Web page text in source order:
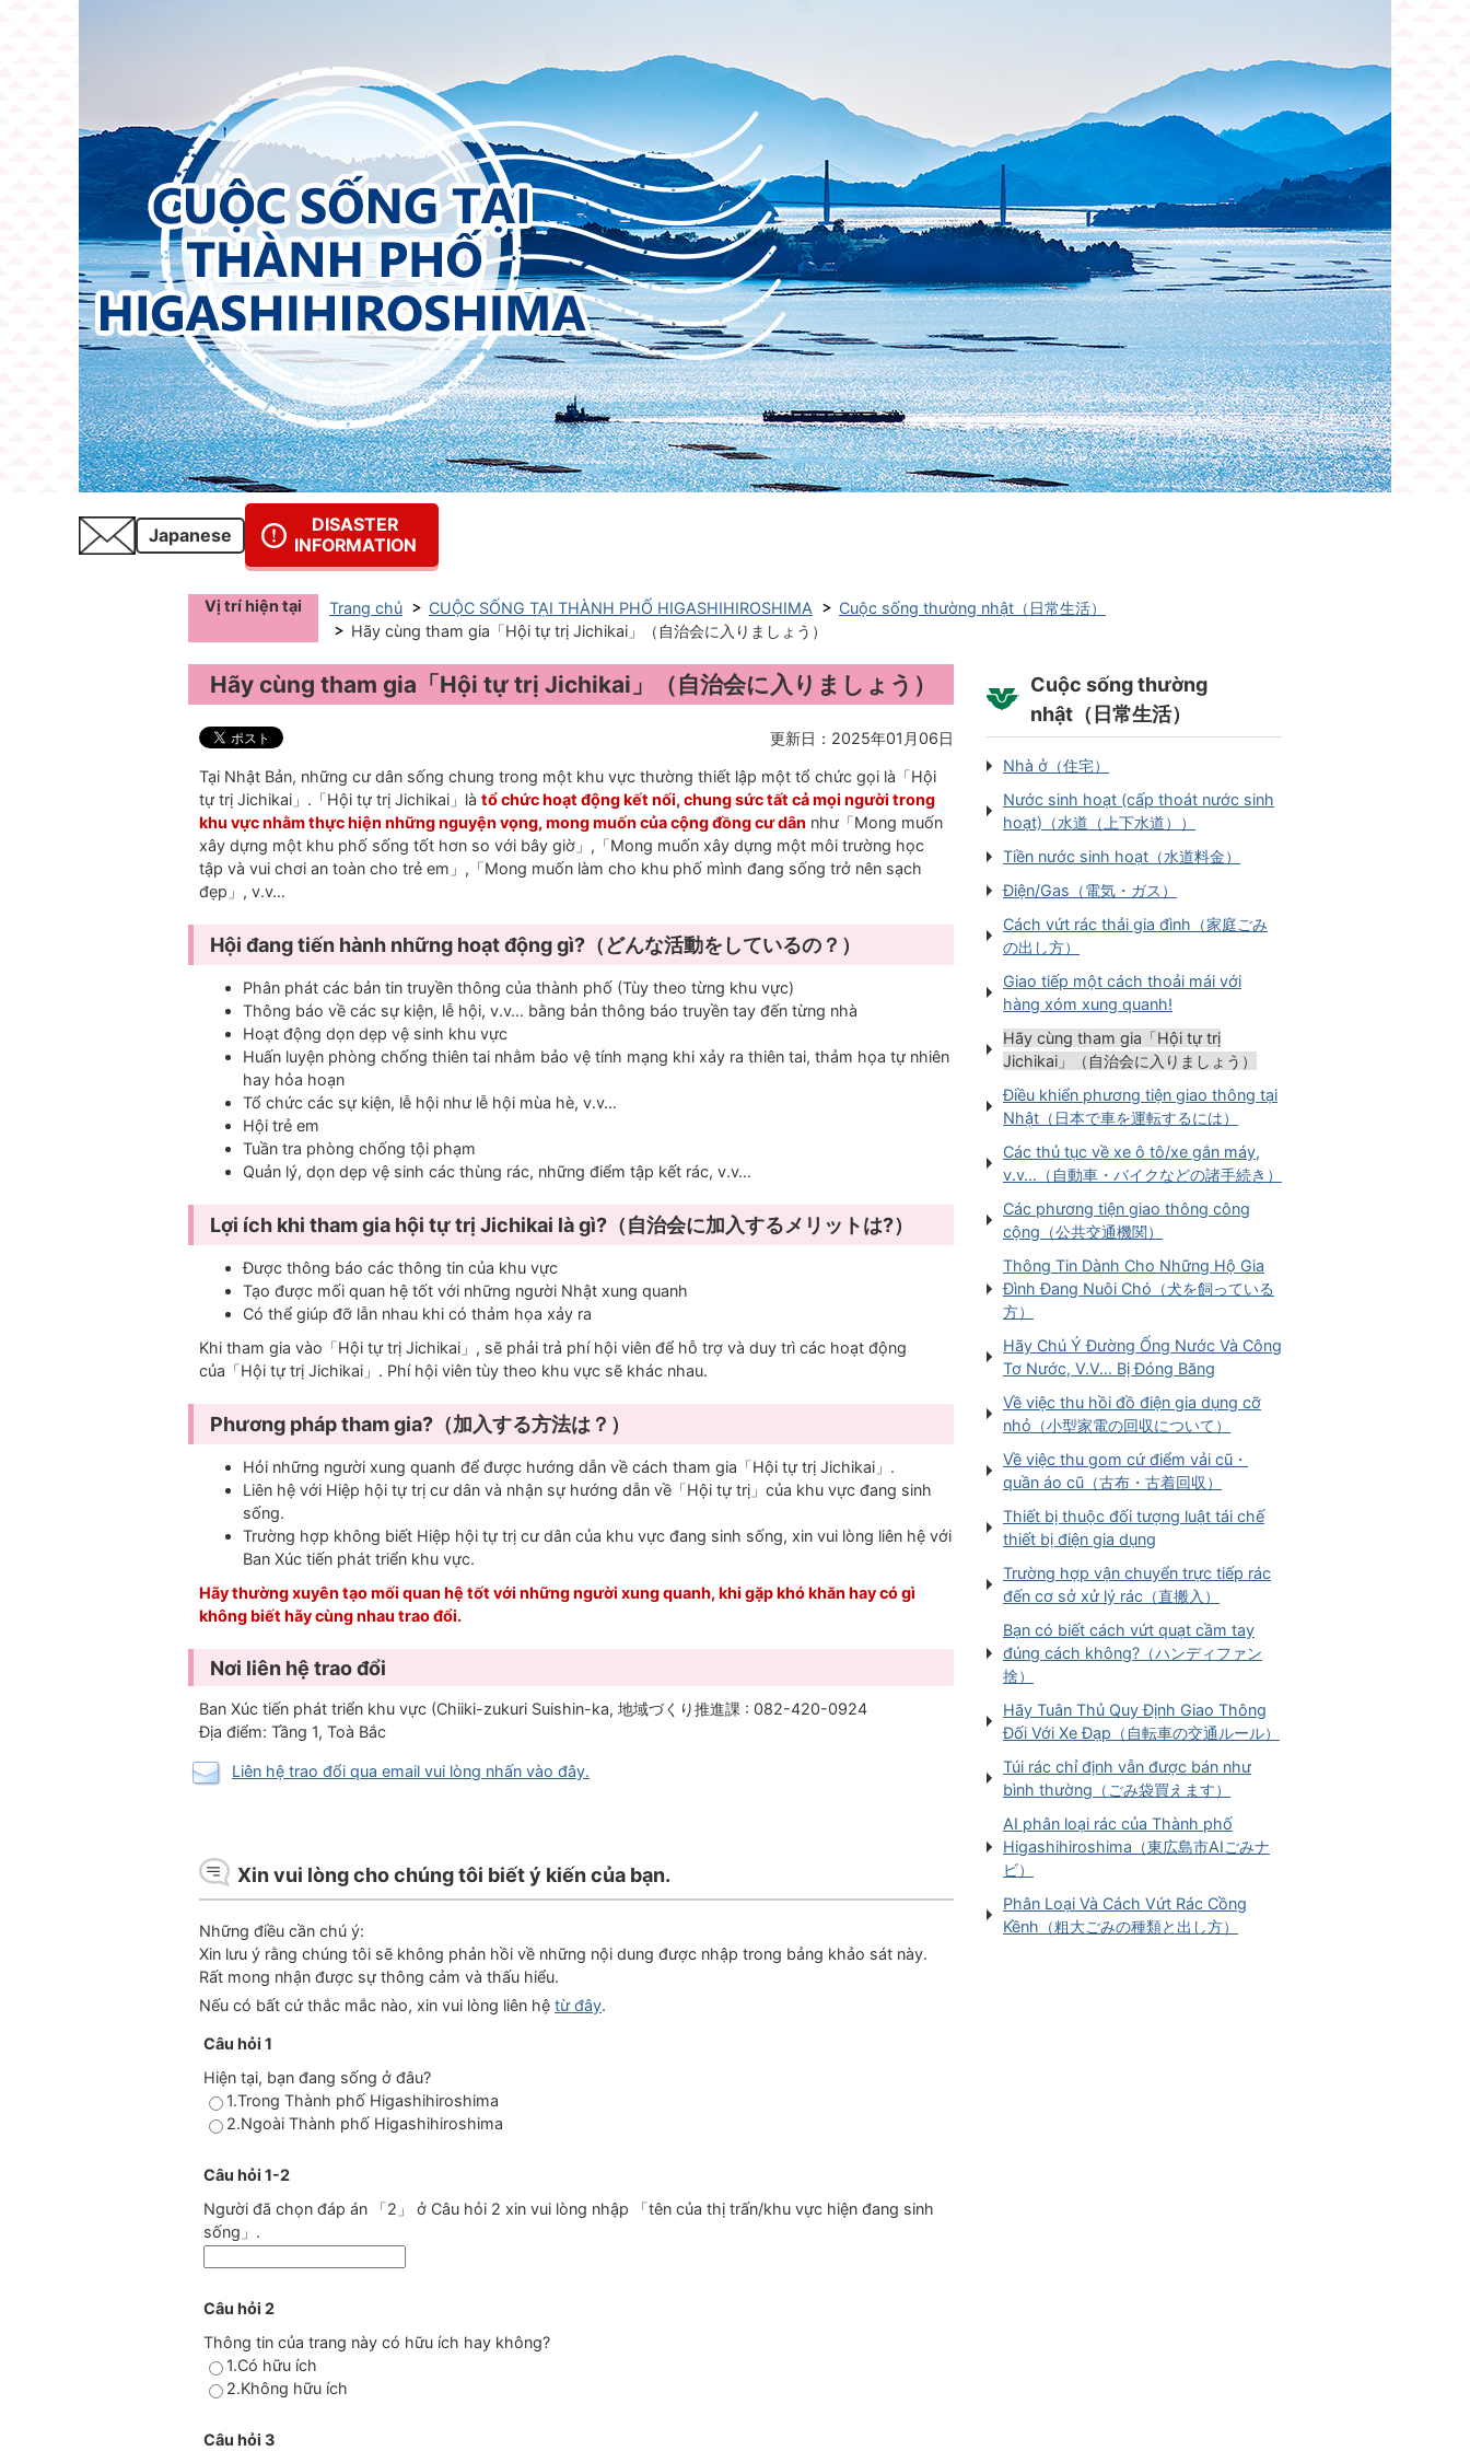
Japanese
DISASTER
INFORMATION
Vị trí hiện tại Trang chủ CUỘC SỐNG TẠI THÀNH PHỐ HIGASHIHIROSHIMA
Cuộc sống thường nhật（日常生活）
Hãy cùng tham gia「Hội tự trị Jichikai」（自治会に入りましょう）
Hãy cùng tham gia「Hội tự trị Jichikai」（自治会に入りましょう）
更新日：2025年01月06日
Tại Nhật Bản, những cư dân sống chung trong một khu vực thường thiết lập một tổ chức gọi là「Hội
tự trị Jichikai」.「Hội tự trị Jichikai」là tổ chức hoạt động kết nối, chung sức tất cả mọi người trong
khu vực nhằm thực hiện những nguyện vọng, mong muốn của cộng đồng cư dân như「Mong muốn
xây dựng một khu phố sống tốt hơn so với bây giờ」,「Mong muốn xây dựng một môi trường học
tập và vui chơi an toàn cho trẻ em」,「Mong muốn làm cho khu phố mình đang sống trở nên sạch
đẹp」, v.v…
Hội đang tiến hành những hoạt động gì?（どんな活動をしているの？）
Phân phát các bản tin truyền thông của thành phố (Tùy theo từng khu vực)
Thông báo về các sự kiện, lễ hội, v.v… bằng bản thông báo truyền tay đến từng nhà
Hoạt động dọn dẹp vệ sinh khu vực
Huấn luyện phòng chống thiên tai nhằm bảo vệ tính mạng khi xảy ra thiên tai, thảm họa tự nhiên
hay hỏa hoạn
Tổ chức các sự kiện, lễ hội như lễ hội mùa hè, v.v…
Hội trẻ em
Tuần tra phòng chống tội phạm
Quản lý, dọn dẹp vệ sinh các thùng rác, những điểm tập kết rác, v.v…
Lợi ích khi tham gia hội tự trị Jichikai là gì?（自治会に加入するメリットは?）
Được thông báo các thông tin của khu vực
Tạo được mối quan hệ tốt với những người Nhật xung quanh
Có thể giúp đỡ lẫn nhau khi có thảm họa xảy ra
Khi tham gia vào「Hội tự trị Jichikai」, sẽ phải trả phí hội viên để hỗ trợ và duy trì các hoạt động
của「Hội tự trị Jichikai」. Phí hội viên tùy theo khu vực sẽ khác nhau.
Phương pháp tham gia?（加入する方法は？）
Hỏi những người xung quanh để được hướng dẫn về cách tham gia「Hội tự trị Jichikai」.
Liên hệ với Hiệp hội tự trị cư dân và nhận sự hướng dẫn về「Hội tự trị」của khu vực đang sinh
sống.
Trường hợp không biết Hiệp hội tự trị cư dân của khu vực đang sinh sống, xin vui lòng liên hệ với
Ban Xúc tiến phát triển khu vực.
Hãy thường xuyên tạo mối quan hệ tốt với những người xung quanh, khi gặp khó khăn hay có gì
không biết hãy cùng nhau trao đổi.
Nơi liên hệ trao đổi
Ban Xúc tiến phát triển khu vực (Chiiki-zukuri Suishin-ka, 地域づくり推進課 : 082-420-0924
Địa điểm: Tầng 1, Toà Bắc
Liên hệ trao đổi qua email vui lòng nhấn vào đây.
Xin vui lòng cho chúng tôi biết ý kiến của bạn.
Những điều cần chú ý:
Xin lưu ý rằng chúng tôi sẽ không phản hồi về những nội dung được nhập trong bảng khảo sát này.
Rất mong nhận được sự thông cảm và thấu hiểu.
Nếu có bất cứ thắc mắc nào, xin vui lòng liên hệ từ đây.
Câu hỏi 1
Hiện tại, bạn đang sống ở đâu?
1.Trong Thành phố Higashihiroshima
2.Ngoài Thành phố Higashihiroshima
Câu hỏi 1-2
Người đã chọn đáp án 「2」 ở Câu hỏi 2 xin vui lòng nhập 「tên của thị trấn/khu vực hiện đang sinh
sống」.
Câu hỏi 2
Thông tin của trang này có hữu ích hay không?
1.Có hữu ích
2.Không hữu ích
Câu hỏi 3
Cuộc sống thường
nhật（日常生活）
Nhà ở（住宅）
Nước sinh hoạt (cấp thoát nước sinh
hoạt)（水道（上下水道））
Tiền nước sinh hoạt（水道料金）
Điện/Gas（電気・ガス）
Cách vứt rác thải gia đình（家庭ごみ
の出し方）
Giao tiếp một cách thoải mái với
hàng xóm xung quanh!
Hãy cùng tham gia「Hội tự trị
Jichikai」（自治会に入りましょう）
Điều khiển phương tiện giao thông tại
Nhật（日本で車を運転するには）
Các thủ tục về xe ô tô/xe gắn máy,
v.v…（自動車・バイクなどの諸手続き）
Các phương tiện giao thông công
cộng（公共交通機関）
Thông Tin Dành Cho Những Hộ Gia
Đình Đang Nuôi Chó（犬を飼っている
方）
Hãy Chú Ý Đường Ống Nước Và Công
Tơ Nước, V.V… Bị Đóng Băng
Về việc thu hồi đồ điện gia dụng cỡ
nhỏ（小型家電の回収について）
Về việc thu gom cứ điểm vải cũ・
quần áo cũ（古布・古着回収）
Thiết bị thuộc đối tượng luật tái chế
thiết bị điện gia dụng
Trường hợp vận chuyển trực tiếp rác
đến cơ sở xử lý rác（直搬入）
Bạn có biết cách vứt quạt cầm tay
đúng cách không?（ハンディファン
捨）
Hãy Tuân Thủ Quy Định Giao Thông
Đối Với Xe Đạp（自転車の交通ルール）
Túi rác chỉ định vẫn được bán như
bình thường（ごみ袋買えます）
AI phân loại rác của Thành phố
Higashihiroshima（東広島市AIごみナ
ビ）
Phân Loại Và Cách Vứt Rác Cồng
Kềnh（粗大ごみの種類と出し方）